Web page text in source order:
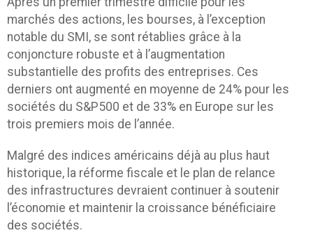
marchés des actions, les bourses, à l’exception
notable du SMI, se sont rétablies grâce à la
conjoncture robuste et à l’augmentation
substantielle des profits des entreprises. Ces
derniers ont augmenté en moyenne de 24% pour les
sociétés du S&P500 et de 33% en Europe sur les
trois premiers mois de l’année.
Malgré des indices américains déjà au plus haut
historique, la réforme fiscale et le plan de relance
des infrastructures devraient continuer à soutenir
l’économie et maintenir la croissance bénéficiaire
des sociétés.